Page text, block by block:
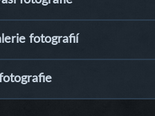
fotografií